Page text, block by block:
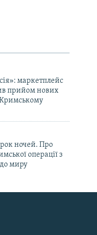
маркетплейс
прийом нових
ночей. Про
операції з
до миру